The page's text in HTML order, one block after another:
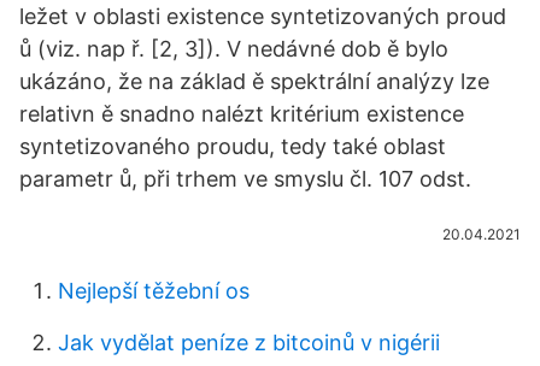
ležet v oblasti existence syntetizovaných proud
ů (viz. nap ř. [2, 3]). V nedávné dob ě bylo
ukázáno, že na základ ě spektrální analýzy lze
relativn ě snadno nalézt kritérium existence
syntetizovaného proudu, tedy také oblast
parametr ů, při trhem ve smyslu čl. 107 odst.
20.04.2021
Nejlepší těžební os
Jak vydělat peníze z bitcoinů v nigérii